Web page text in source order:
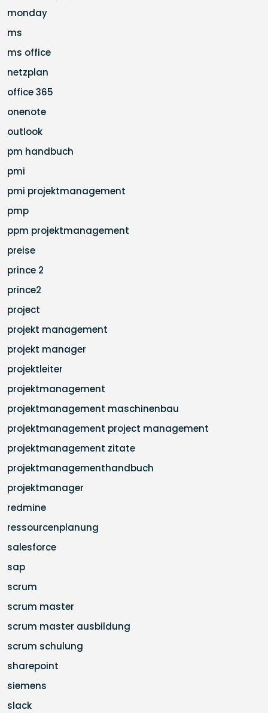
monday
ms
ms office
netzplan
office 365
onenote
outlook
pm handbuch
pmi
pmi projektmanagement
pmp
ppm projektmanagement
preise
prince 2
prince2
project
projekt management
projekt manager
projektleiter
projektmanagement
projektmanagement maschinenbau
projektmanagement project management
projektmanagement zitate
projektmanagementhandbuch
projektmanager
redmine
ressourcenplanung
salesforce
sap
scrum
scrum master
scrum master ausbildung
scrum schulung
sharepoint
siemens
slack